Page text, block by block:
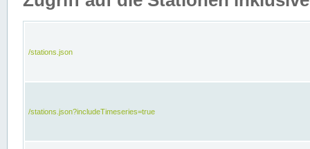
/stations.json
/stations.json?includeTimeseries=true